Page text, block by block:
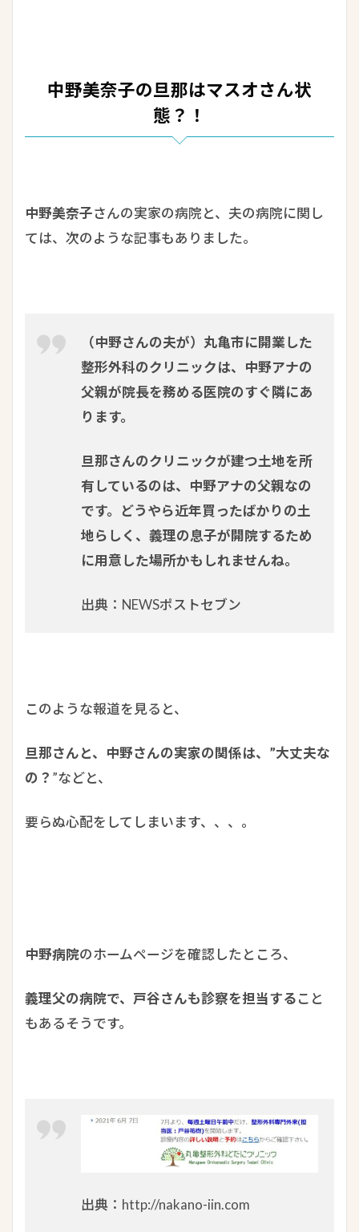
中野美奈子の旦那はマスオさん状
態？！
中野美奈子さんの実家の病院と、夫の病院に関し
ては、次のような記事もありました。
（中野さんの夫が）丸亀市に開業した
整形外科のクリニックは、中野アナの
父親が院長を務める医院のすぐ隣にあ
ります。
旦那さんのクリニックが建つ土地を所
有しているのは、中野アナの父親なの
です。どうやら近年買ったばかりの土
地らしく、義理の息子が開院するため
に用意した場所かもしれませんね。
出典：NEWSポストセブン
このような報道を見ると、
旦那さんと、中野さんの実家の関係は、”大丈夫な
の？ ”などと、
要らぬ心配をしてしまいます、、、。
中野病院のホームページを確認したところ、
義理父の病院で、戸谷さんも診察を担当すること
もあるそうです。
出典：http://nakano-iin.com